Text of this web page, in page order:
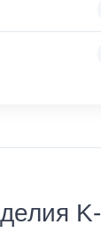
K-